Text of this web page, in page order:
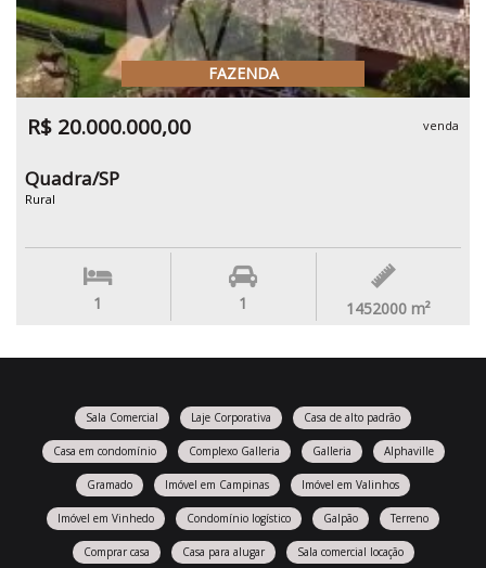
FAZENDA
R$ 20.000.000,00 venda
Quadra/SP
Rural
1 1 1452000 m²
Sala Comercial Laje Corporativa Casa de alto padrão
Casa em condomínio Complexo Galleria Galleria Alphaville
Gramado Imóvel em Campinas Imóvel em Valinhos
Imóvel em Vinhedo Condomínio logístico Galpão Terreno
Comprar casa Casa para alugar Sala comercial locação